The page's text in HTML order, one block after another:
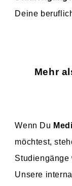
Deine
Mehr
Wenn Du
möchtest,
Studiengänge
Unsere